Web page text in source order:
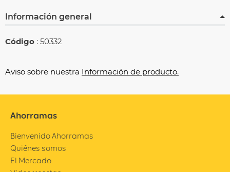
Información general
Código : 50332
Aviso sobre nuestra Información de producto.
Ahorramas
Bienvenido Ahorramas
Quiénes somos
El Mercado